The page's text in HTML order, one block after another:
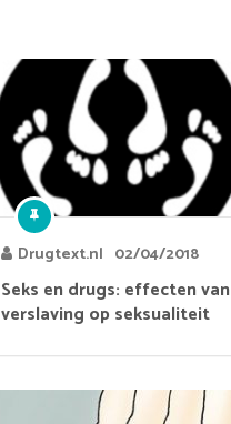
Drugtext.nl 02/04/2018
Seks en drugs: effecten van
verslaving op seksualiteit